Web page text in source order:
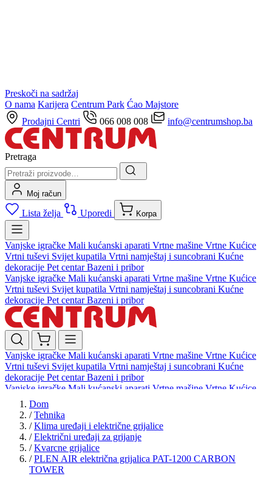
Preskoči na sadržaj
O nama Karijera Centrum Park Ćao Majstore
Prodajni Centri
066 008 008 info@centrumshop.ba
Pretraga
Moj račun
Lista želja Uporedi Korpa
Vanjske igračke Mali kućanski aparati Vrtne mašine Vrtne Kućice
Vrtni tuševi Svijet kupatila Vrtni namještaj i suncobrani Kućne
dekoracije Pet centarBazeni i pribor
Vanjske igračke Mali kućanski aparati Vrtne mašine Vrtne Kućice
Vrtni tuševi Svijet kupatila Vrtni namještaj i suncobrani Kućne
dekoracije Pet centarBazeni i pribor
Vanjske igračke Mali kućanski aparati Vrtne mašine Vrtne Kućice
Vrtni tuševi Svijet kupatila Vrtni namještaj i suncobrani Kućne
dekoracije Pet centarBazeni i pribor
Vanjske igračke Mali kućanski aparati Vrtne mašine Vrtne Kućice
Vrtni tuševi
dekoracijePet centar
Dom
/ Tehnika
/ Klima uređaji i električne grijalice
/ Električni uređaji za grijanje
/ Kvarcne grijalice
/ PLEN AIR električna grijalica PAT-1200 CARBON
TOWER